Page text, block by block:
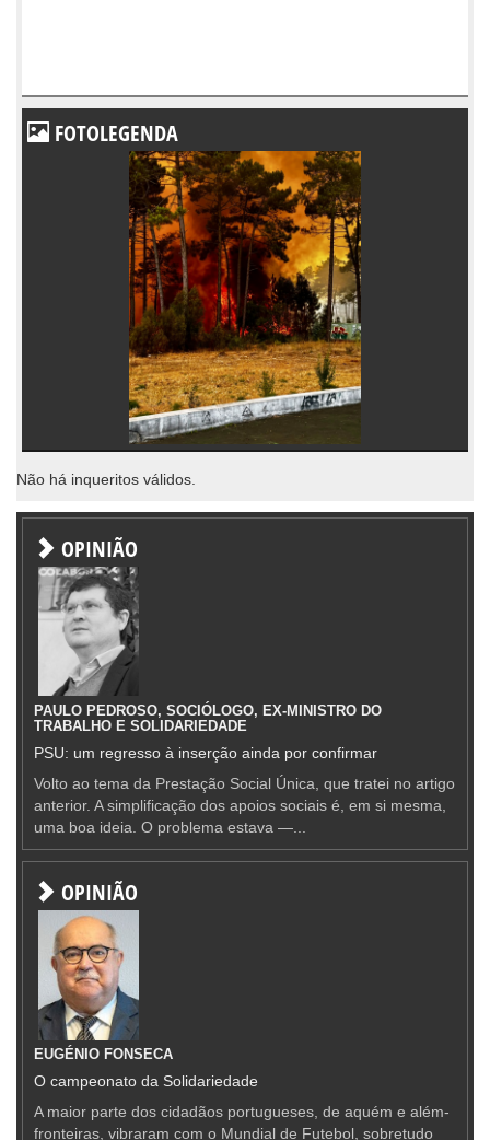
FOTOLEGENDA
Não há inqueritos válidos.
OPINIÃO
PAULO PEDROSO, SOCIÓLOGO, EX-MINISTRO DO
TRABALHO E SOLIDARIEDADE
PSU: um regresso à inserção ainda por confirmar
Volto ao tema da Prestação Social Única, que tratei no artigo
anterior. A simplificação dos apoios sociais é, em si mesma,
uma boa ideia. O problema estava —...
OPINIÃO
EUGÉNIO FONSECA
O campeonato da Solidariedade
A maior parte dos cidadãos portugueses, de aquém e além-
fronteiras, vibraram com o Mundial de Futebol, sobretudo